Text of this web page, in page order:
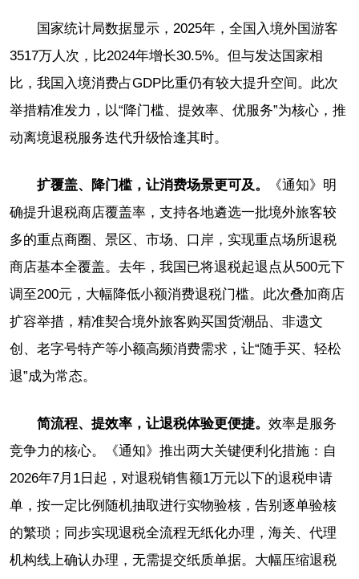
国家统计局数据显示，2025年，全国入境外国游客
3517万人次，比2024年增长30.5%。但与发达国家相
比，我国入境消费占GDP比重仍有较大提升空间。此次
举措精准发力，以“降门槛、提效率、优服务”为核心，推
动离境退税服务迭代升级恰逢其时。
扩覆盖、降门槛，让消费场景更可及。
《通知》明
确提升退税商店覆盖率，支持各地遴选一批境外旅客较
多的重点商圈、景区、市场、口岸，实现重点场所退税
商店基本全覆盖。去年，我国已将退税起退点从500元下
调至200元，大幅降低小额消费退税门槛。此次叠加商店
扩容举措，精准契合境外旅客购买国货潮品、非遗文
创、老字号特产等小额高频消费需求，让“随手买、轻松
退”成为常态。
简流程、提效率，让退税体验更便捷。 效率是服务
竞争力的核心。《通知》推出两大关键便利化措施：自
2026年7月1日起，对退税销售额1万元以下的退税申请
单，按一定比例随机抽取进行实物验核，告别逐单验核
的繁琐；同步实现退税全流程无纸化办理，海关、代理
机构线上确认办理，无需提交纸质单据。大幅压缩退税